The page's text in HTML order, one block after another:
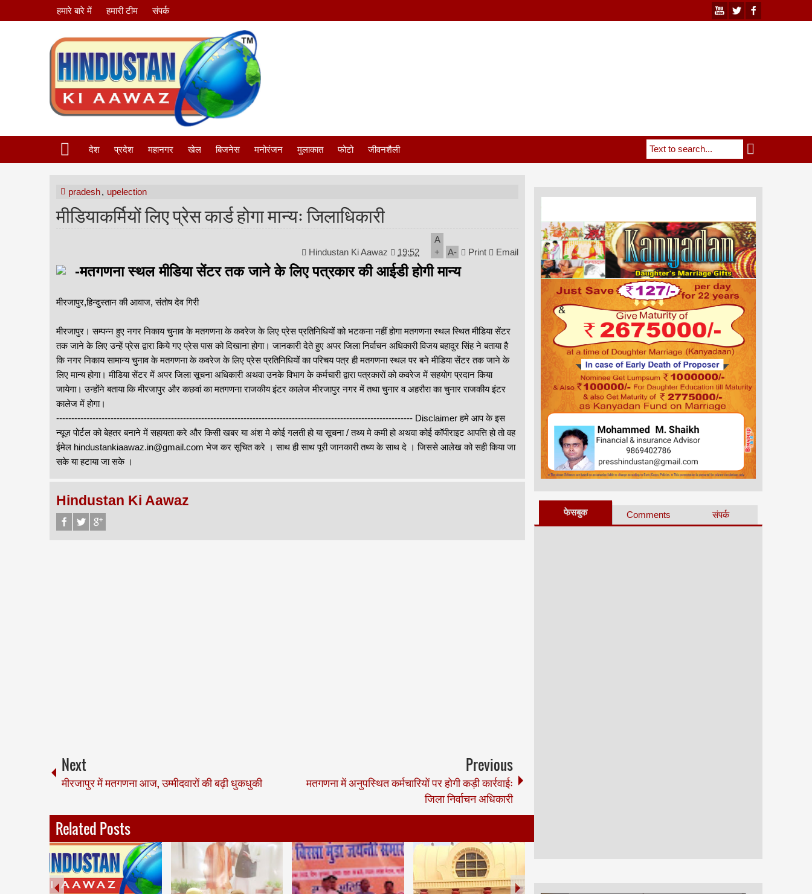
हमारे बारे में हमारी टीम संपर्क
देश प्रदेश महानगर खेल बिजनेस मनोरंजन मुलाकात फोटो जीवनशैली
pradesh, upelection
मीडियाकर्मियों लिए प्रेस कार्ड होगा मान्यः जिलाधिकारी
Hindustan Ki Aawaz 19:52
A
+
A- Print Email
-मतगणना स्थल मीडिया सेंटर तक जाने के लिए पत्रकार की आईडी होगी मान्य
मीरजापुर,हिन्दुस्तान की आवाज, संतोष देव गिरी
मीरजापुर। सम्पन्न हुए नगर निकाय चुनाव के मतगणना के कवरेज के लिए प्रेस प्रतिनिधियों को भटकना नहीं होगा मतगणना स्थल स्थित मीडिया सेंटर
तक जाने के लिए उन्हें प्रेस द्वारा किये गए प्रेस पास को दिखाना होगा। जानकारी देते हुए अपर जिला निर्वाचन अधिकारी विजय बहादुर सिंह ने बताया है
कि नगर निकाय सामान्य चुनाव के मतगणना के कवरेज के लिए प्रेस प्रतिनिधियों का परिचय पत्र ही मतगणना स्थल पर बने मीडिया सेंटर तक जाने के
लिए मान्य होगा। मीडिया सेंटर में अपर जिला सूचना अधिकारी अथवा उनके विभाग के कर्मचारी द्वारा पत्रकारों को कवरेज में सहयोग प्रदान किया
जायेगा। उन्होंने बताया कि मीरजापुर और कछवां का मतगणना राजकीय इंटर कालेज मीरजापुर नगर में तथा चुनार व अहरौरा का चुनार राजकीय इंटर
कालेज में होगा।
---------------------------------------------------------------------------------------------------------------------- Disclaimer हमे आप के इस
न्यूज़ पोर्टल को बेहतर बनाने में सहायता करे और किसी खबर या अंश मे कोई गलती हो या सूचना / तथ्य मे कमी हो अथवा कोई कॉपीराइट आपत्ति हो तो वह
ईमेल hindustankiaawaz.in@gmail.com भेज कर सूचित करे । साथ ही साथ पूरी जानकारी तथ्य के साथ दे । जिससे आलेख को सही किया जा
सके या हटाया जा सके ।
Hindustan Ki Aawaz
Next
मीरजापुर में मतगणना आज, उम्मीदवारों की बढ़ी धुकधुकी
Previous
मतगणना में अनुपस्थित कर्मचारियों पर होगी कड़ी कार्रवाईः
जिला निर्वाचन अधिकारी
Related Posts
फेसबुक Comments संपर्क